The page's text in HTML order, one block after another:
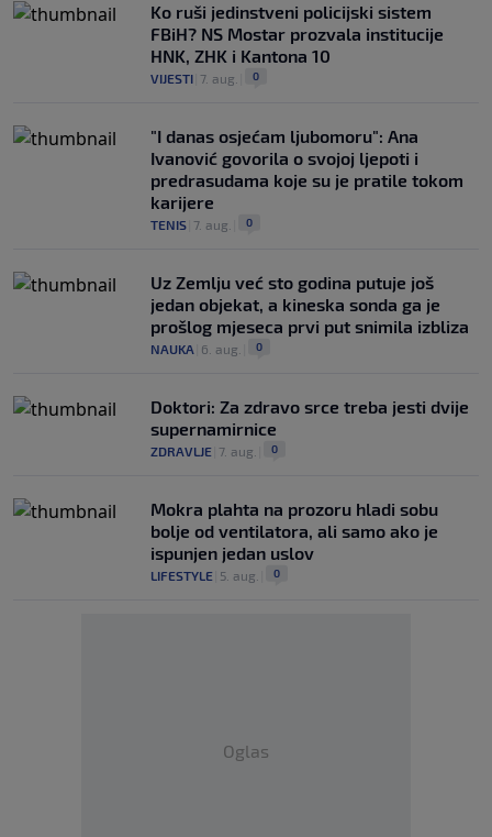
Ko ruši jedinstveni policijski sistem
FBiH? NS Mostar prozvala institucije
HNK, ZHK i Kantona 10
VIJESTI 7. aug. 0
"I danas osjećam ljubomoru": Ana
Ivanović govorila o svojoj ljepoti i
predrasudama koje su je pratile tokom
karijere
TENIS 7. aug. 0
Uz Zemlju već sto godina putuje još
jedan objekat, a kineska sonda ga je
prošlog mjeseca prvi put snimila izbliza
NAUKA 6. aug. 0
Doktori: Za zdravo srce treba jesti dvije
supernamirnice
ZDRAVLJE 7. aug. 0
Mokra plahta na prozoru hladi sobu
bolje od ventilatora, ali samo ako je
ispunjen jedan uslov
LIFESTYLE 5. aug. 0
Oglas